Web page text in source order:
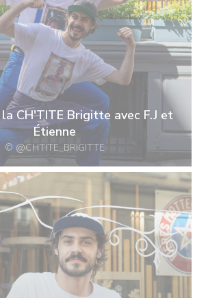
CH'TITE Brigitte avec F.J et
Étienne
© @CHTITE_BRIGITTE